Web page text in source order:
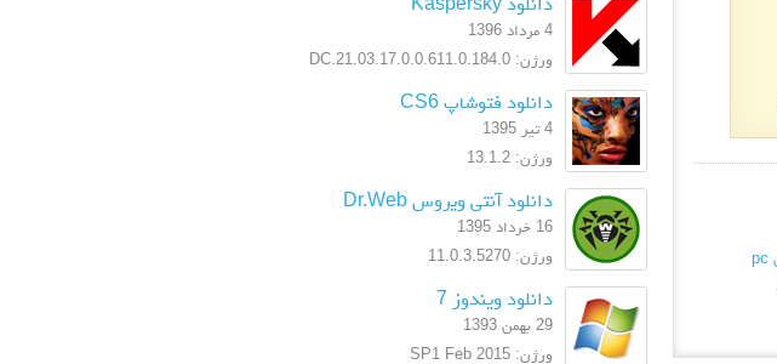
4 مرداد 1396
ورژن: 17.0.0.611.0.184.0.DC.21.03
دانلود فتوشاپ CS6
4 تیر 1395
ورژن: 13.1.2
دانلود آنتی ویروس Dr.Web
16 خرداد 1395
ورژن: 11.0.3.5270
دانلود ویندوز 7
29 بهمن 1393
ورژن: SP1 Feb 2015